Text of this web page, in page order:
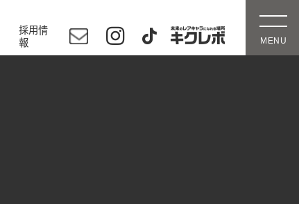
採用情
報